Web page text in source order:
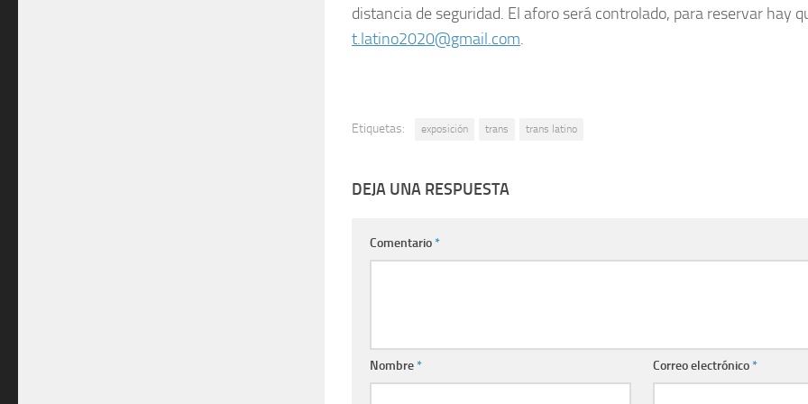
distancia de seguridad. El aforo será controlado, para reservar hay
t.latino2020@gmail.com.
Etiquetas: exposición trans trans latino
DEJA UNA RESPUESTA
Comentario*
Nombre* Correo electrónico*